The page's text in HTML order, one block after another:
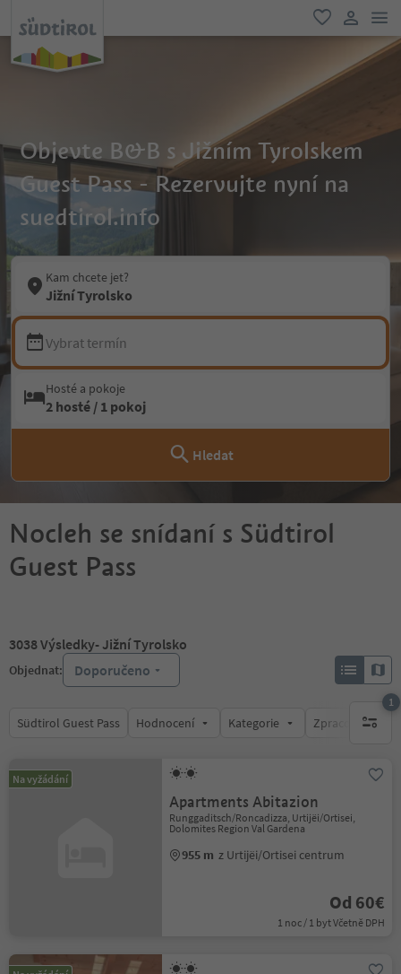
oblíbené
Objevte B&B s Jižním Tyrolskem
Guest Pass - Rezervujte nyní na
suedtirol.info
Kam chcete jet?
Jižní Tyrolsko
Vybrat termín
Hosté a pokoje
2 hosté / 1 pokoj
Hledat
Nocleh se snídaní s Südtirol
Guest Pass
3038Výsledky- Jižní Tyrolsko
Objednat: Doporučeno
Südtirol Guest Pass Hodnocení Kategorie Zpracovává
1
1
Na vyžádání
Apartments Abitazion
Runggaditsch/Roncadizza, Urtijëi/Ortisei,
Dolomites Region Val Gardena
955 m z Urtijëi/Ortisei centrum
Od 60€
1 noc / 1 byt Včetně DPH